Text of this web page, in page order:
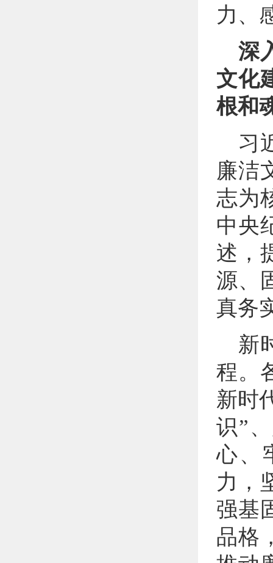
力、
深
文化
根和
习
廉洁
志为
中央
述，
源、
真务
新
程。
新时
识”
心、
力，
强基
品格